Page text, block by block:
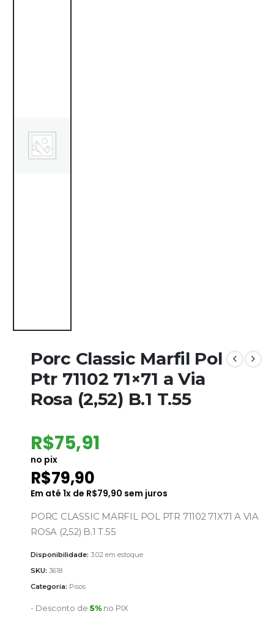
Porc Classic Marfil Pol
Ptr 71102 71×71 a Via
Rosa (2,52) B.1 T.55
R$75,91
no pix
R$79,90
Em até 1x de R$79,90 sem juros
PORC CLASSIC MARFIL POL PTR 71102 71X71 A VIA
ROSA (2,52) B.1 T.55
Disponibilidade: 3.02 em estoque
SKU: 3618
Categoria: Pisos
- Desconto de 5% no PIX